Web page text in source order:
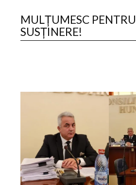
MULȚUMESC PENTRU
SUSȚINERE!